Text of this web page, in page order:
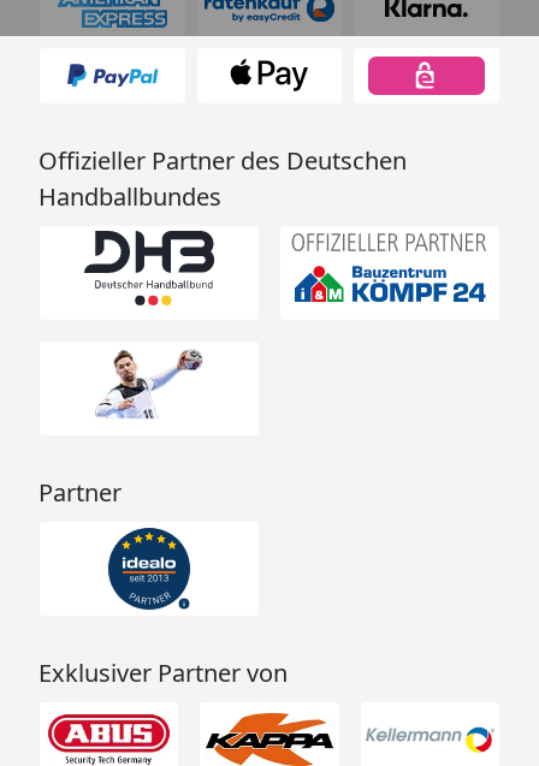
Offizieller Partner des Deutschen
Handballbundes
Partner
Exklusiver Partner von